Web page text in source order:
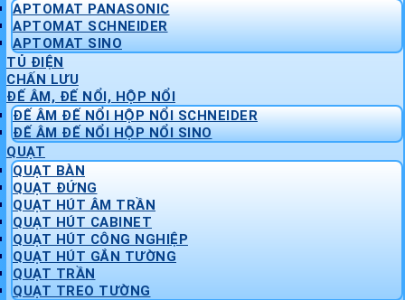
APTOMAT PANASONIC
APTOMAT SCHNEIDER
APTOMAT SINO
TỦ ĐIỆN
CHẤN LƯU
ĐẾ ÂM, ĐẾ NỔI, HỘP NỔI
ĐẾ ÂM ĐẾ NỔI HỘP NỔI SCHNEIDER
ĐẾ ÂM ĐẾ NỔI HỘP NỔI SINO
QUẠT
QUẠT BÀN
QUẠT ĐỨNG
QUẠT HÚT ÂM TRẦN
QUẠT HÚT CABINET
QUẠT HÚT CÔNG NGHIỆP
QUẠT HÚT GẮN TƯỜNG
QUẠT TRẦN
QUẠT TREO TƯỜNG